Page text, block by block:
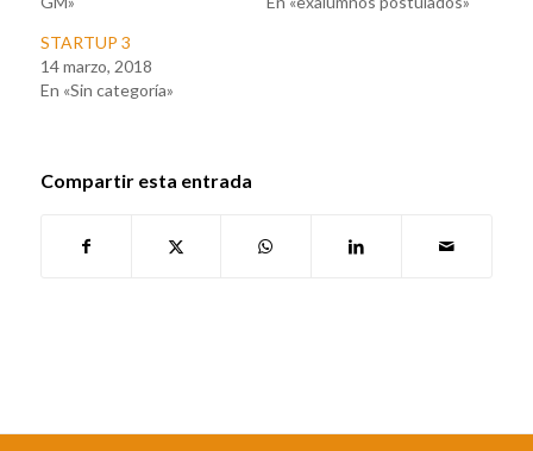
STARTUP 3
14 marzo, 2018
En «Sin categoría»
Compartir esta entrada